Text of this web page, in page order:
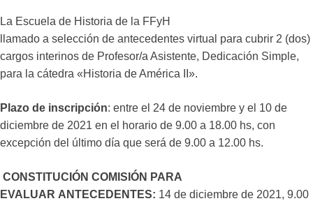
La Escuela de Historia de la FFyH
llamado a selección de antecedentes virtual para cubrir 2 (dos)
cargos interinos de Profesor/a Asistente, Dedicación Simple,
para la cátedra «Historia de América II».
Plazo de inscripción: entre el 24 de noviembre y el 10 de
diciembre de 2021 en el horario de 9.00 a 18.00 hs, con
excepción del último día que será de 9.00 a 12.00 hs.
CONSTITUCIÓN COMISIÓN PARA
EVALUAR ANTECEDENTES: 14 de diciembre de 2021, 9.00